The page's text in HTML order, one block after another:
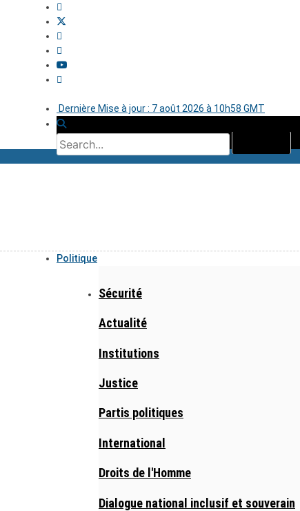
Dernière Mise à jour : 7 août 2026 à 10h58 GMT
Politique
Sécurité
Actualité
Institutions
Justice
Partis politiques
International
Droits de l'Homme
Dialogue national inclusif et souverain